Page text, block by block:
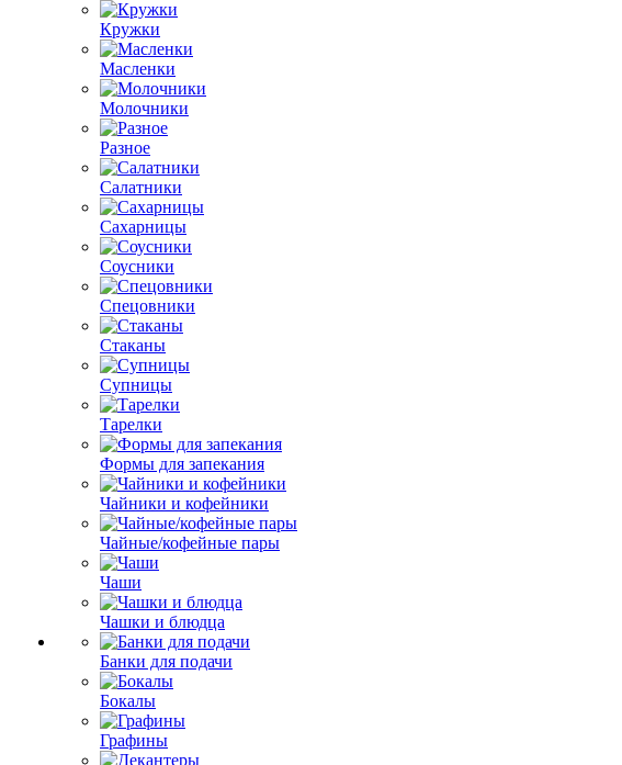
Кружки
Масленки
Молочники
Разное
Салатники
Сахарницы
Соусники
Спецовники
Стаканы
Супницы
Тарелки
Формы для запекания
Чайники и кофейники
Чайные/кофейные пары
Чаши
Чашки и блюдца
Банки для подачи
Бокалы
Графины